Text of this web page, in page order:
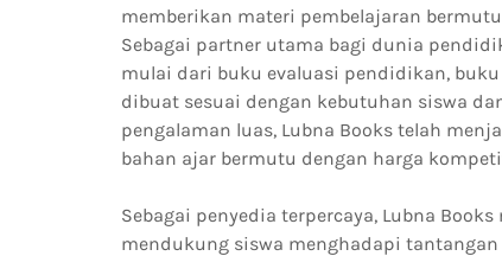
memberikan materi pembelajaran
Sebagai partner utama bagi dunia
mulai dari buku evaluasi pendidikan,
dibuat sesuai dengan kebutuhan siswa
pengalaman luas, Lubna Books telah
bahan ajar bermutu dengan harga
Sebagai penyedia terpercaya, Lubna
mendukung siswa menghadapi